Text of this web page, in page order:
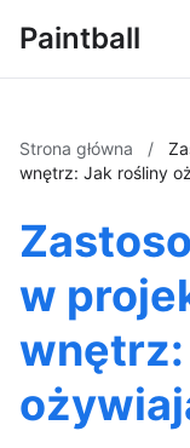
Paintball
Strona główna /
wnętrz: Jak rośliny
w